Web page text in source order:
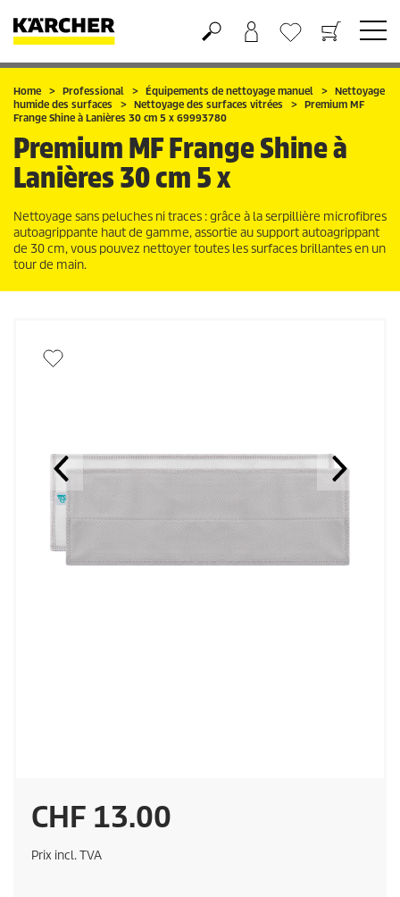
Panier
Liste d'envies
Home Professional Équipements de nettoyage manuel
Nettoyage
humide des surfaces
Nettoyage des surfaces vitrées
Premium MF
Frange Shine à Lanières 30 cm 5 x 69993780
Premium MF Frange Shine à
Lanières 30 cm 5 x
Nettoyage sans peluches ni traces : grâce à la serpillière microfibres
autoagrippante haut de gamme, assortie au support autoagrippant
de 30 cm, vous pouvez nettoyer toutes les surfaces brillantes en un
tour de main.
P
r
CHF 13.00
Prix incl. TVA